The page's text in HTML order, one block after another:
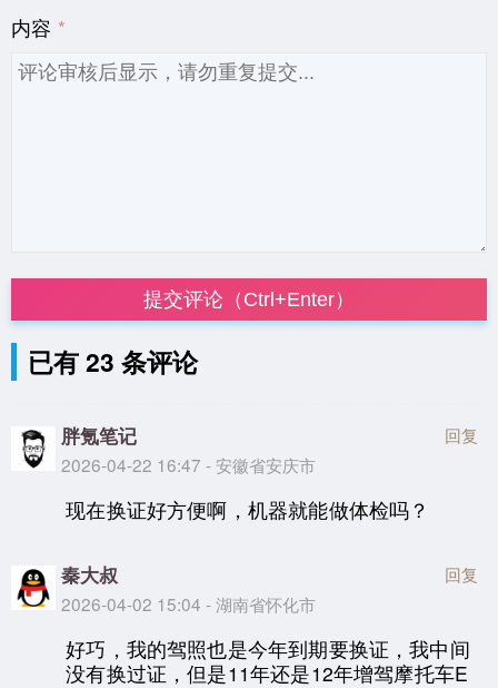
内容
提交评论（Ctrl+Enter）
已有 23 条评论
胖氪笔记
2026-04-22 16:47 - 安徽省安庆市
回复
现在换证好方便啊，机器就能做体检吗？
秦大叔
2026-04-02 15:04 - 湖南省怀化市
回复
好巧，我的驾照也是今年到期要换证，我中间
没有换过证，但是11年还是12年增驾摩托车E